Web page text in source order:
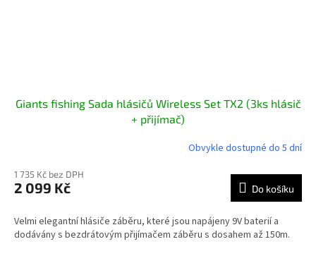
Giants fishing Sada hlásičů Wireless Set TX2 (3ks hlásič
+ přijímač)
Obvykle dostupné do 5 dní
1 735 Kč bez DPH
2 099 Kč Do košíku
Velmi elegantní hlásiče záběru, které jsou napájeny 9V baterií a
dodávány s bezdrátovým přijímačem záběru s dosahem až 150m.